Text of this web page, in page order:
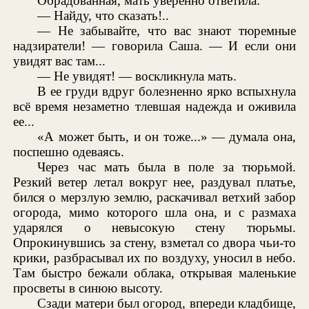
— Найду, что сказать!..
— Не забывайте, что вас знают тюремные
надзиратели! — говорила Саша. — И если они
увидят вас там...
— Не увидят! — воскликнула мать.
В ее груди вдруг болезненно ярко вспыхнула
всё время незаметно тлевшая надежда и оживила
ее...
«А может быть, и он тоже...» — думала она,
поспешно одеваясь.
Через час мать была в поле за тюрьмой.
Резкий ветер летал вокруг нее, раздувал платье,
бился о мерзлую землю, раскачивал ветхий забор
огорода, мимо которого шла она, и с размаха
ударялся о невысокую стену тюрьмы.
Опрокинувшись за стену, взметал со двора чьи-то
крики, разбрасывал их по воздуху, уносил в небо.
Там быстро бежали облака, открывая маленькие
просветы в синюю высоту.
Сзади матери был огород, впереди кладбище,